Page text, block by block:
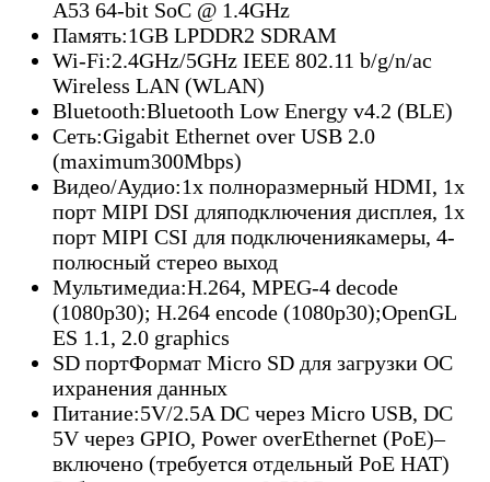
A53 64-bit SoC @ 1.4GHz
Память:1GB LPDDR2 SDRAM
Wi-Fi:2.4GHz/5GHz IEEE 802.11 b/g/n/ac
Wireless LAN (WLAN)
Bluetooth:Bluetooth Low Energy v4.2 (BLE)
Сеть:Gigabit Ethernet over USB 2.0
(maximum300Mbps)
Видео/Аудио:1x полноразмерный HDMI, 1x
порт MIPI DSI дляподключения дисплея, 1x
порт MIPI CSI для подключениякамеры, 4-
полюсный стерео выход
Мультимедиа:H.264, MPEG-4 decode
(1080p30); H.264 encode (1080p30);OpenGL
ES 1.1, 2.0 graphics
SD портФормат Micro SD для загрузки ОС
ихранения данных
Питание:5V/2.5A DC через Micro USB, DC
5V через GPIO, Power overEthernet (PoE)–
включено (требуется отдельный PoE HAT)